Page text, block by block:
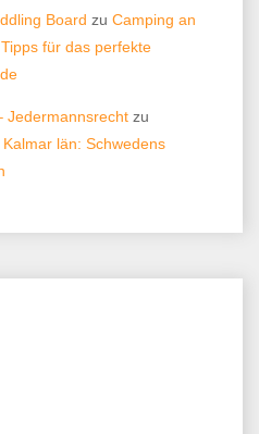
Board zu Camping an
für das perfekte
Jedermannsrecht zu
län: Schwedens